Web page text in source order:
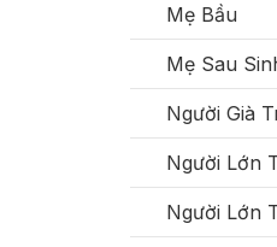
Mẹ Bầu
Mẹ Sau
Người Già
Người Lớn
Người Lớn